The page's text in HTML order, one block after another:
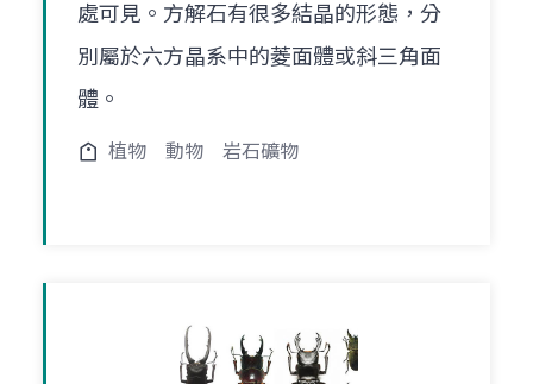
處可見。方解石有很多結晶的形態，分
別屬於六方晶系中的菱面體或斜三角面
體。
植物 動物 岩石礦物